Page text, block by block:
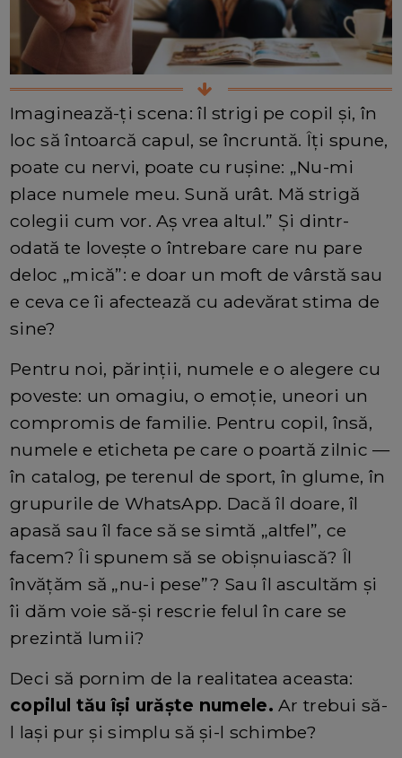
Imaginează-ți scena: îl strigi pe copil și, în
loc să întoarcă capul, se încruntă. Îți spune,
poate cu nervi, poate cu rușine: „Nu-mi
place numele meu. Sună urât. Mă strigă
colegii cum vor. Aș vrea altul.” Și dintr-
odată te lovește o întrebare care nu pare
deloc „mică”: e doar un moft de vârstă sau
e ceva ce îi afectează cu adevărat stima de
sine?
Pentru noi, părinții, numele e o alegere cu
poveste: un omagiu, o emoție, uneori un
compromis de familie. Pentru copil, însă,
numele e eticheta pe care o poartă zilnic —
în catalog, pe terenul de sport, în glume, în
grupurile de WhatsApp. Dacă îl doare, îl
apasă sau îl face să se simtă „altfel”, ce
facem? Îi spunem să se obișnuiască? Îl
învățăm să „nu-i pese”? Sau îl ascultăm și
îi dăm voie să-și rescrie felul în care se
prezintă lumii?
Deci să pornim de la realitatea aceasta:
copilul tău își urăște numele. Ar trebui să-
l lași pur și simplu să și-l schimbe?